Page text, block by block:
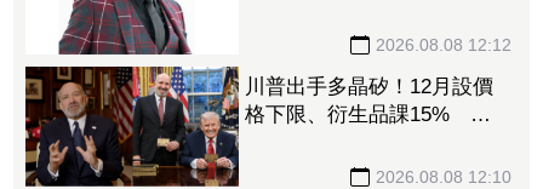
2026.08.08 12:12
川普出手多晶矽！12月設價
格下限、衍生品課15% 盧
2026.08.08 12:10